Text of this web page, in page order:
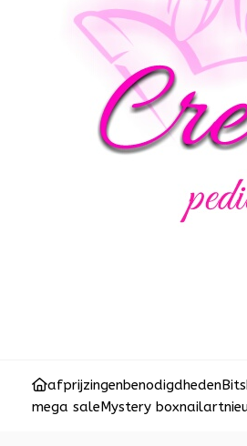
afprijzingenbenodigdhedenBits
mega saleMystery boxnailart